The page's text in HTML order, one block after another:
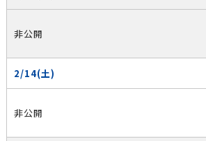
非公開
2/14(土)
非公開